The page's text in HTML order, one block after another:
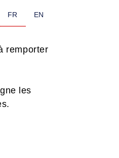
FR EN
remporter
les